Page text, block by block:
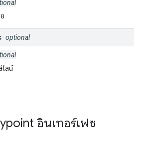
optional
ไลน์
อินเทอร์เฟซ